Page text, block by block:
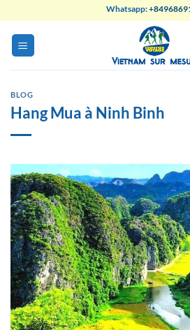
to
content
Whatsapp:
BLOG
Hang Mua à Ninh Binh